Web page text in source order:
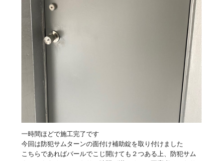
一時間ほどで施工完了です
今回は防犯サムターンの面付け補助錠を取り付けました
こちらであればバールでこじ開けても２つある上、防犯サム